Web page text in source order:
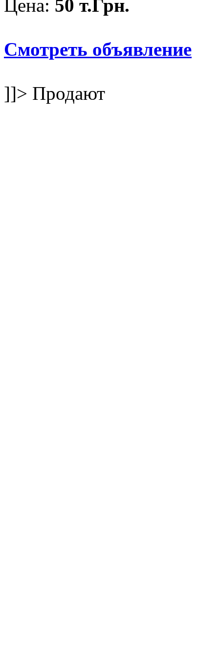
Цена: 50 т.Грн.
Смотреть объявление
]]> Продают